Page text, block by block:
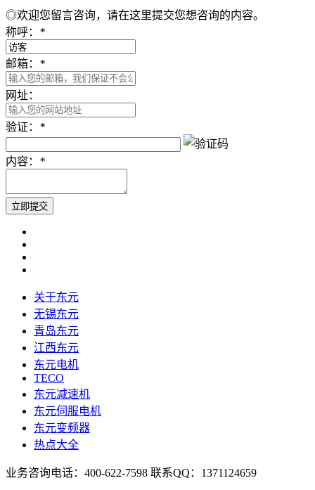
◎欢迎您留言咨询，请在这里提交您想咨询的内容。
称呼： *
邮箱： *
网址：
验证： *
内容： *
关于东元
无锡东元
青岛东元
江西东元
东元电机
TECO
东元减速机
东元伺服电机
东元变频器
热点大全
业务咨询电话：400-622-7598 联系QQ：1371124659